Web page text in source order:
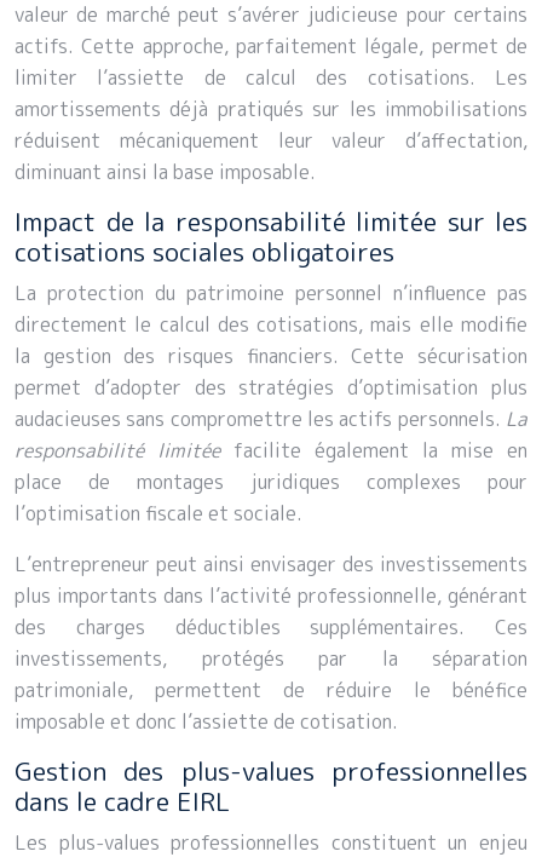
valeur de marché peut s’avérer judicieuse pour certains
actifs. Cette approche, parfaitement légale, permet de
limiter l’assiette de calcul des cotisations. Les
amortissements déjà pratiqués sur les immobilisations
réduisent mécaniquement leur valeur d’affectation,
diminuant ainsi la base imposable.
Impact de la responsabilité limitée sur les
cotisations sociales obligatoires
La protection du patrimoine personnel n’influence pas
directement le calcul des cotisations, mais elle modifie
la gestion des risques financiers. Cette sécurisation
permet d’adopter des stratégies d’optimisation plus
audacieuses sans compromettre les actifs personnels. La
responsabilité limitée facilite également la mise en
place de montages juridiques complexes pour
l’optimisation fiscale et sociale.
L’entrepreneur peut ainsi envisager des investissements
plus importants dans l’activité professionnelle, générant
des charges déductibles supplémentaires. Ces
investissements, protégés par la séparation
patrimoniale, permettent de réduire le bénéfice
imposable et donc l’assiette de cotisation.
Gestion des plus-values professionnelles
dans le cadre EIRL
Les plus-values professionnelles constituent un enjeu